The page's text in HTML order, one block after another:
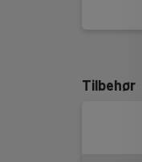
Tilbehør